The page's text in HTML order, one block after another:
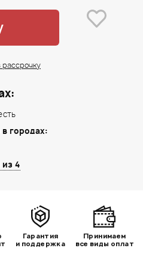
рассрочку
городах:
из 4
Гарантия
и поддержка
Принимаем
все виды оплат